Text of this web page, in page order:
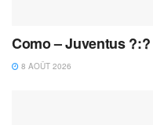
Como – Juventus ?:?
8 AOÛT 2026